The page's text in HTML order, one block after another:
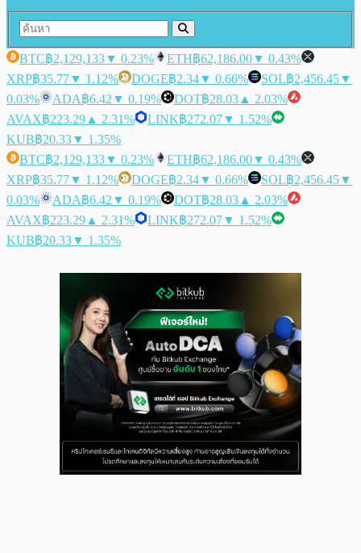
BTC฿2,129,133▼ 0.23% ETH฿62,186.00▼ 0.43%
XRP฿35.77▼ 1.12% DOGE฿2.34▼ 0.66% SOL฿2,456.45▼
0.03%
ADA฿6.42 ▼ 0.19% DOT฿28.03 ▲ 2.03%
AVAX฿223.29 ▲ 2.31% LINK฿272.07▼ 1.52%
KUB฿20.33▼ 1.35%
BTC฿2,129,133▼ 0.23% ETH฿62,186.00▼ 0.43%
XRP฿35.77▼ 1.12% DOGE฿2.34▼ 0.66% SOL฿2,456.45▼
0.03%
ADA฿6.42 ▼ 0.19% DOT฿28.03 ▲ 2.03%
AVAX฿223.29 ▲ 2.31% LINK฿272.07▼ 1.52%
KUB฿20.33▼ 1.35%